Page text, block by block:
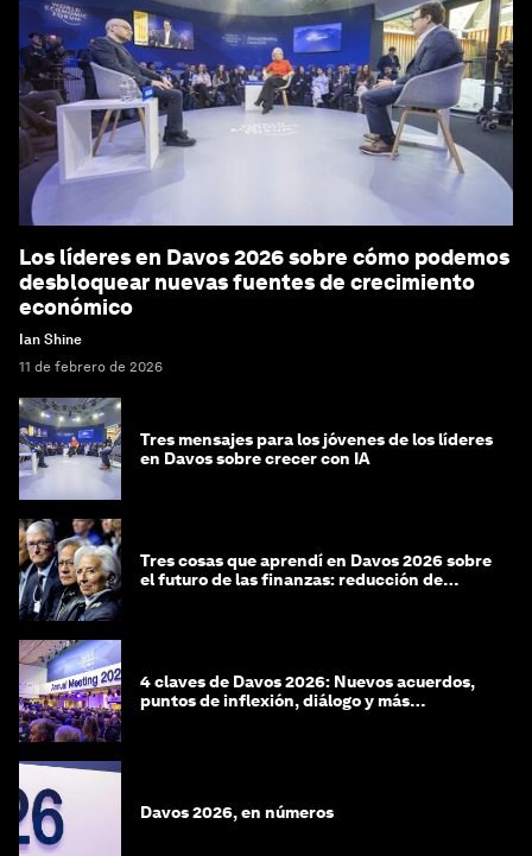
Los líderes en Davos 2026 sobre cómo podemos
desbloquear nuevas fuentes de crecimiento
económico
Ian Shine
11 de febrero de 2026
Tres mensajes para los jóvenes de los líderes
en Davos sobre crecer con IA
Tres cosas que aprendí en Davos 2026 sobre
el futuro de las finanzas: reducción de
4 claves de Davos 2026: Nuevos acuerdos,
puntos de inflexión, diálogo y más
Davos 2026, en números